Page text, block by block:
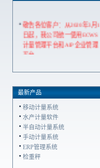
敬告各位客户：从2020年3月1
日起，我公司统一使用ECWS
计量管理平台和AIP企业管理
平台
最新产品
移动计量系统
水产计量软件
半自动计量系统
手动计量系统
ERP管理系统
检重秤